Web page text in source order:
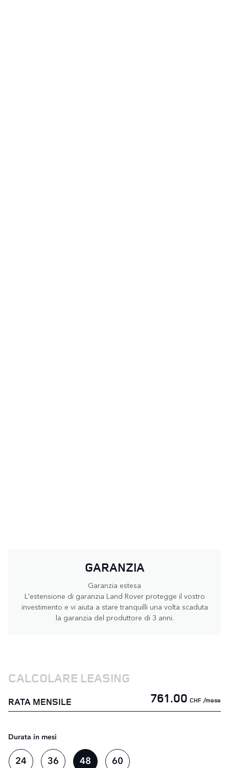
GARANZIA
Garanzia estesa
L'estensione di garanzia Land Rover protegge il vostro
investimento e vi aiuta a stare tranquilli una volta scaduta
la garanzia del produttore di 3 anni.
CALCOLARE LEASING
RATA MENSILE 761.00 CHF /mese
Durata in mesi
24 36 48 60